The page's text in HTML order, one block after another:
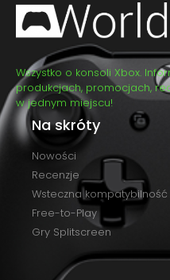
Wszystko o konsoli Xbox.
produkcjach, promocjach,
w jednym miejscu!
Na skróty
Nowości
Recenzje
Wsteczna kompatybilność
Free-to-Play
Gry Splitscreen